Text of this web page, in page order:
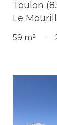
Toulon
Le
59 m² -